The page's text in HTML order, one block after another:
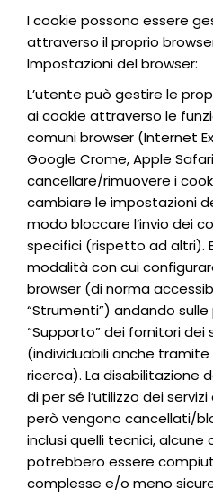
I cookie possono essere
attraverso il proprio
Impostazioni del browser:
L’utente può gestire le
ai cookie attraverso le
comuni browser (Internet
Google Crome, Apple
cancellare/rimuovere i
cambiare le impostazioni
modo bloccare l’invio dei
specifici (rispetto ad altri).
modalità con cui
browser (di norma
“Strumenti”) andando
“Supporto” dei fornitori
(individuabili anche
ricerca). La disabilitazione
di per sé l’utilizzo dei
però vengono cancellati/
inclusi quelli tecnici, alcune
potrebbero essere
complesse e/o meno